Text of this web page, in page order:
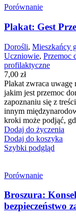
Porównanie
Plakat: Gest
Dorośli, Mieszkańcy
Uczniowie, Przemoc
profilaktyczne
7,00 zł
Plakat zwraca uwagę
jakim jest przemoc
zapoznaniu się z
innym
kroki może podjąć,
Dodaj do życzenia
Dodaj do koszyka
Szybki podgląd
Porównanie
Broszura:
bezpieczeństwo